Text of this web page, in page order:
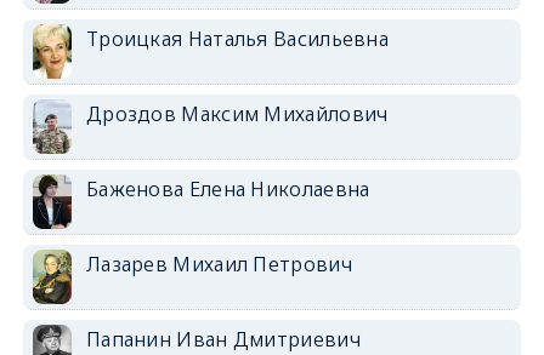
Троицкая Наталья Васильевна
Дроздов Максим Михайлович
Баженова Елена Николаевна
Лазарев Михаил Петрович
Папанин Иван Дмитриевич